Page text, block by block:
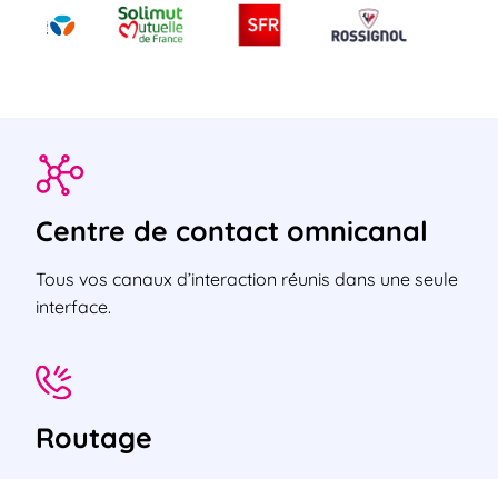
Centre de contact omnicanal
Tous vos canaux d’interaction réunis dans une seule
interface.
Routage